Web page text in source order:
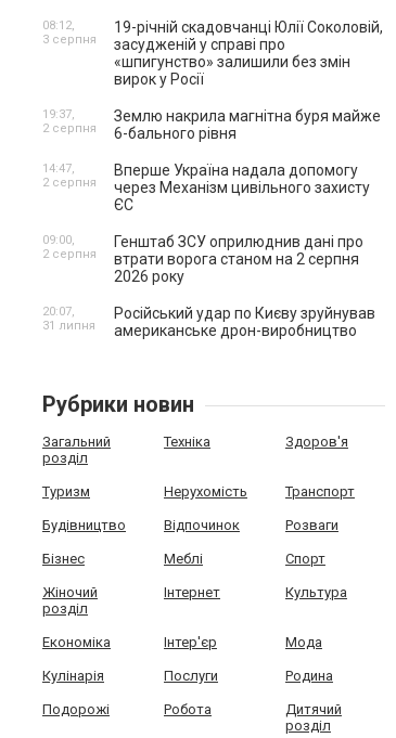
19-річній скадовчанці Юлії Соколовій,
засудженій у справі про
«шпигунство» залишили без змін
вирок у Росії
08:12,
3 серпня
Землю накрила магнітна буря майже
6-бального рівня
19:37,
2 серпня
Вперше Україна надала допомогу
через Механізм цивільного захисту
ЄС
14:47,
2 серпня
Генштаб ЗСУ оприлюднив дані про
втрати ворога станом на 2 серпня
2026 року
09:00,
2 серпня
Російський удар по Києву зруйнував
американське дрон-виробництво
20:07,
31 липня
Рубрики новин
Загальний
розділ
Техніка Здоров'я
Туризм Нерухомість Транспорт
Будівництво Відпочинок Розваги
Бізнес Меблі Спорт
Жіночий
розділ
Інтернет Культура
Економіка Інтер'єр Мода
Кулінарія Послуги Родина
Подорожі Робота
Дитячий
розділ